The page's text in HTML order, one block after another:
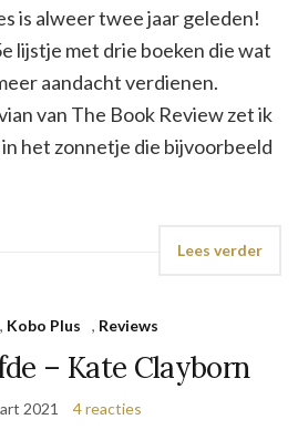
is alweer twee jaar geleden!
lijstje met drie boeken die wat
aandacht verdienen.
van The Book Review zet ik
het zonnetje die bijvoorbeeld
Lees verder
, Kobo Plus , Reviews
– Kate Clayborn
2021 4 reacties